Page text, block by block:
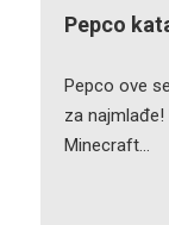
Pepco
Pepco ove
za
Minecraft…